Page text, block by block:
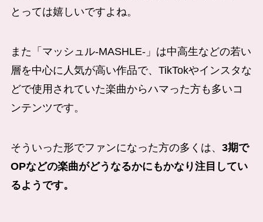
とっては嬉しいですよね。
また「マッシュル-MASHLE-」は中高生などの若い
層を中心に人気が高い作品で、TikTokやインスタな
どで使用されていた楽曲からハマった方も多いコ
ンテンツです。
そういった形でファンになった方の多くは、 3期で
OPなどの楽曲がどうなるかにもかなり注目してい
るようです。